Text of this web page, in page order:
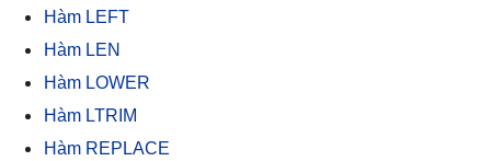
Hàm LEFT
Hàm LEN
Hàm LOWER
Hàm LTRIM
Hàm REPLACE